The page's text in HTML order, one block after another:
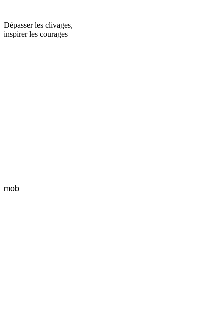
Dépasser les clivages,
inspirer les courages
mob